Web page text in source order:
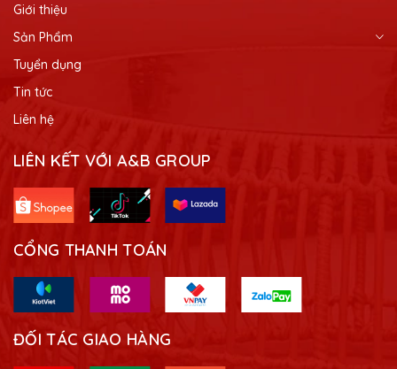
Giới thiệu
Sản Phẩm
Tuyển dụng
Tin tức
Liên hệ
LIÊN KẾT VỚI A&B GROUP
CỔNG THANH TOÁN
ĐỐI TÁC GIAO HÀNG